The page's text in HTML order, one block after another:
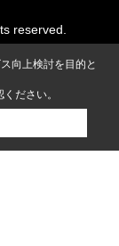
reserved.
向上検討を目的と
ださい。